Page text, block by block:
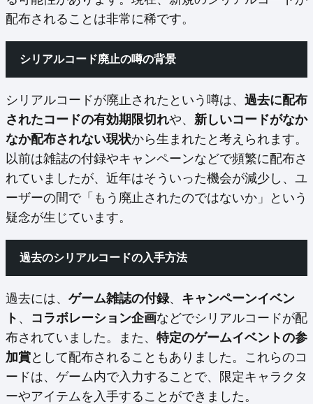
配布されることは非常に稀です。
シリアルコード廃止の噂の背景
シリアルコードが廃止されたという噂は、 過去に配布
されたコードの有効期限切れや、 新しいコードがなか
なか配布されない現状から生まれたと考えられます。
以前は雑誌の付録やキャンペーンなどで頻繁に配布さ
れていましたが、近年はそういった機会が減少し、ユ
ーザーの間で「もう廃止されたのではないか」という
疑念が生じています。
過去のシリアルコードの入手方法
過去には、 ゲーム雑誌の付録、 キャンペーンイベン
ト 、 コラボレーション企画などでシリアルコードが配
布されていました。また、 特定のゲームイベントの参
加賞として配布されることもありました。これらのコ
ードは、ゲーム内で入力することで、限定キャラクタ
ーやアイテムを入手することができました。